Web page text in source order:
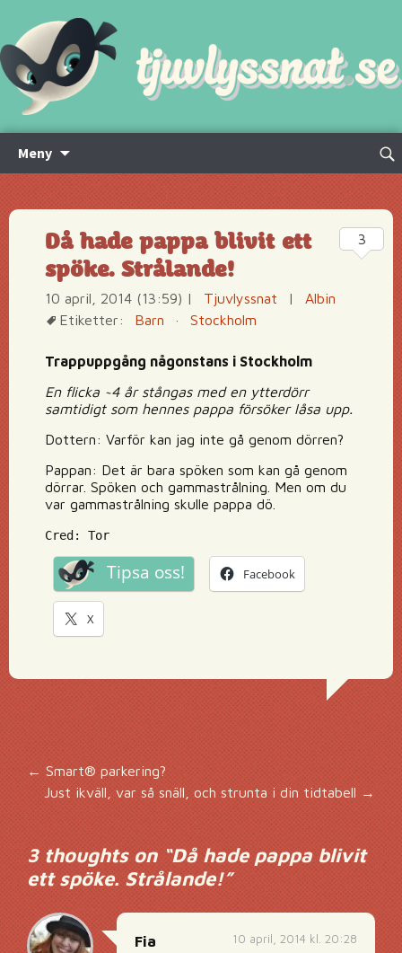
Meny
innehåll
Sök
Då hade pappa blivit ett
spöke. Strålande!
10 april, 2014 (13:59) | Tjuvlyssnat |
Albin
Etiketter:
Barn · Stockholm
Trappuppgång någonstans i Stockholm
En flicka ~4 år stångas med en ytterdörr
samtidigt som hennes pappa försöker låsa upp.
Dottern: Varför kan jag inte gå genom dörren?
Pappan: Det är bara spöken som kan gå genom
dörrar. Spöken och gammastrålning. Men om du
var gammastrålning skulle pappa dö.
Cred: Tor
Tipsa oss! Facebook
X
3
Inläggsnavigering
←Smart® parkering?
Just ikväll, var så snäll, och strunta i din tidtabell →
3 thoughts on “Då hade pappa blivit
ett spöke. Strålande!”
10 april, 2014 kl. 20:28
Fia